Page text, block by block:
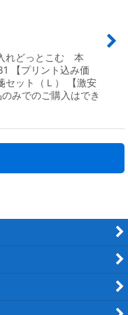
れどっとこむ 本
【プリント込み価
セット（Ｌ） 【激安
みでのご購入はでき